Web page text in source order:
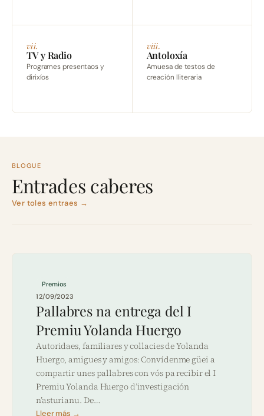
vii.
TV y Radio
Programes presentaos y
dirixíos
viii.
Antoloxía
Amuesa de testos de
creación lliteraria
BLOGUE
Entrades caberes
Ver toles entraes →
Premios
12/09/2023
Pallabres na entrega del I
Premiu Yolanda Huergo
Autoridaes, familiares y collacies de Yolanda
Huergo, amigues y amigos: Convídenme güei a
compartir unes pallabres con vós pa recibir el I
Premiu Yolanda Huergo d’investigación
n’asturianu. De…
Lleer más →